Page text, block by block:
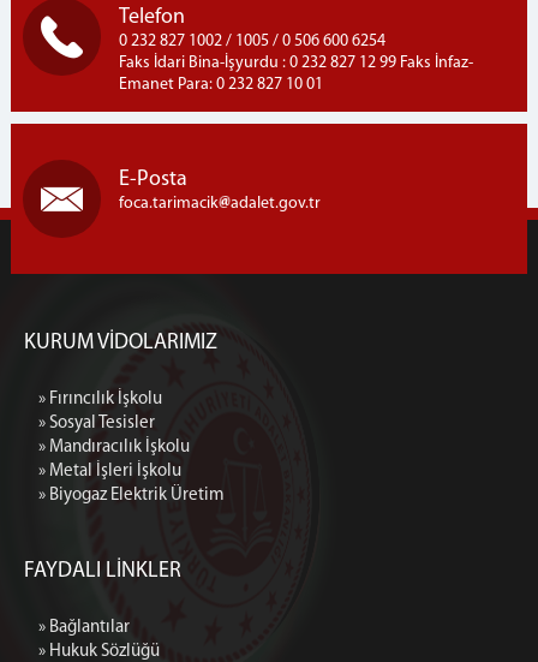
Telefon
0 232 827 1002 / 1005 / 0 506 600 6254
Faks İdari Bina-İşyurdu : 0 232 827 12 99 Faks İnfaz-
Emanet Para: 0 232 827 10 01
E-Posta
foca.tarimacik adalet.gov.tr
KURUM VİDOLARIMIZ
» Fırıncılık İşkolu
» Sosyal Tesisler
» Mandıracılık İşkolu
» Metal İşleri İşkolu
» Biyogaz Elektrik Üretim
FAYDALI LİNKLER
» Bağlantılar
» Hukuk Sözlüğü